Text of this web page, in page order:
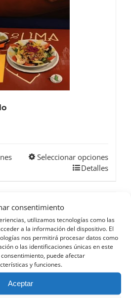
consentimiento
utilizamos tecnologías como las
a la información del dispositivo. El
nos permitirá procesar datos como
o las identificaciones únicas en este
puede afectar
y funciones.
Aceptar
Este
variantes.
Las
opciones
se
pueden
elegir
Seleccionar opciones
Detalles